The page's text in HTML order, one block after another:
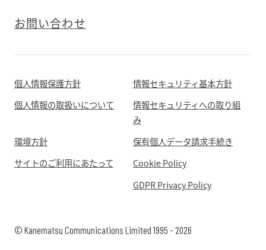
お問い合わせ
個人情報保護方針
情報セキュリティ基本方針
個人情報の取扱いについて
情報セキュリティへの取り組
み
環境方針
保有個人データ請求手続き
サイトのご利用にあたって
Cookie Policy
GDPR Privacy Policy
© Kanematsu Communications Limited 1995 - 2026